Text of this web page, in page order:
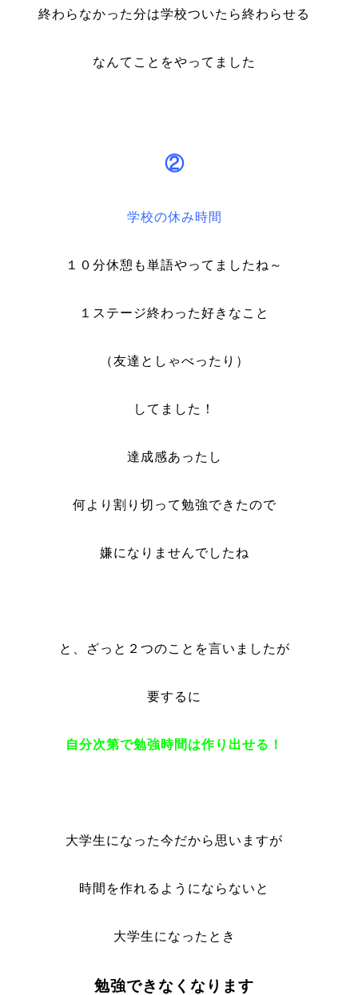
終わらなかった分は学校ついたら終わらせる
なんてことをやってました
②
学校の休み時間
１０分休憩も単語やってましたね～
１ステージ終わった好きなこと
（友達としゃべったり）
してました！
達成感あったし
何より割り切って勉強できたので
嫌になりませんでしたね
と、ざっと２つのことを言いましたが
要するに
自分次第で勉強時間は作り出せる！
大学生になった今だから思いますが
時間を作れるようにならないと
大学生になったとき
勉強できなくなります